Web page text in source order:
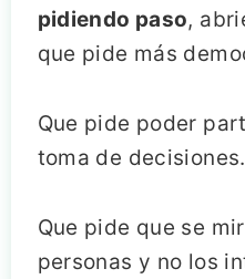
pidiendo paso,
que pide más
Que pide poder
toma de decisiones.
Que pide que se
personas y no los